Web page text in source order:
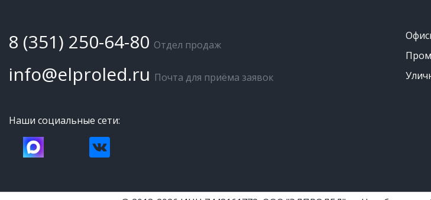
8 (351) 250-64-80 Отдел продаж
info@elproled.ru Почта для приёма заявок
Наши социальные сети: